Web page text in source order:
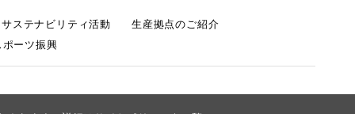
ステナビリティ活動
生産拠点のご紹介
ポーツ振興